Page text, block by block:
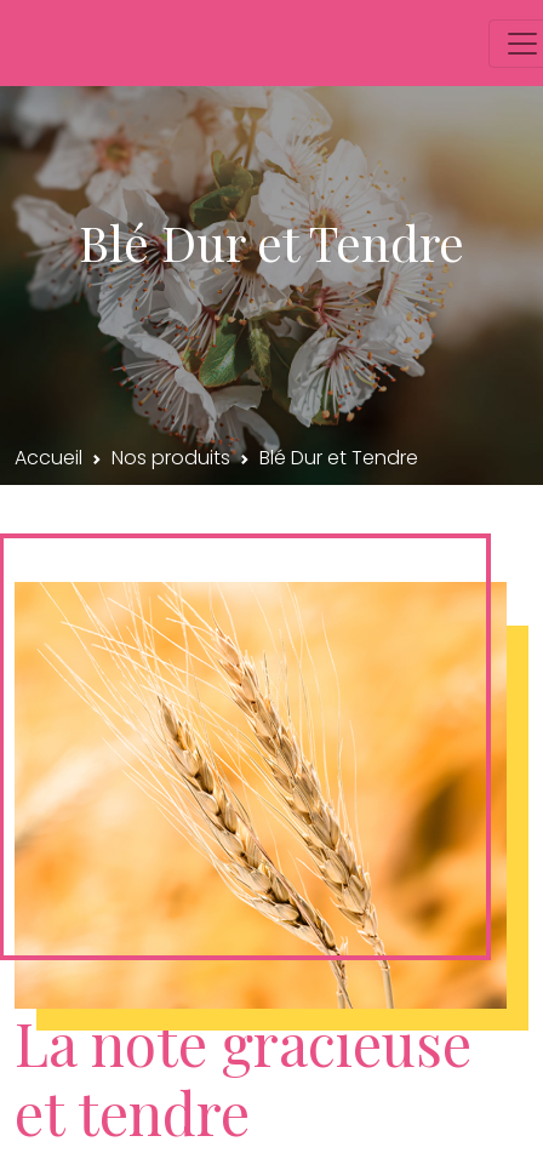
Blé Dur et Tendre
Accueil Nos produits Blé Dur et Tendre
La note gracieuse
et tendre